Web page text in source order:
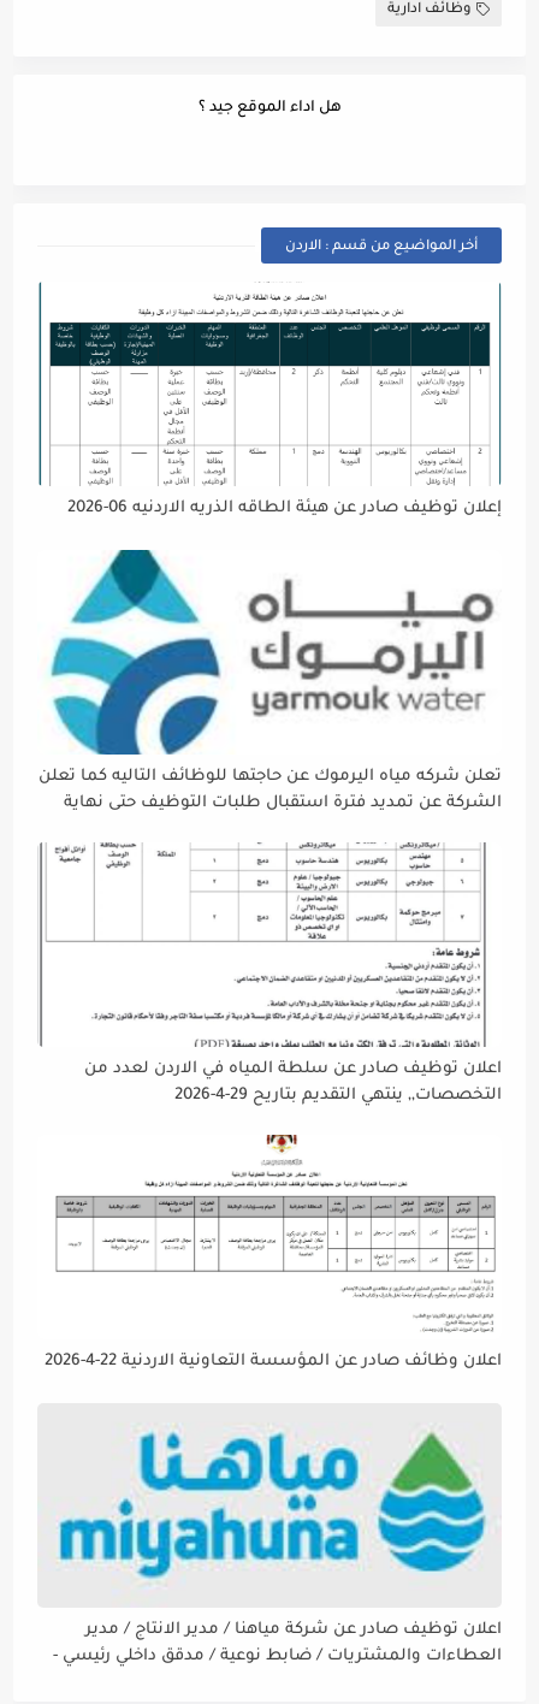
وظائف ادارية
هل اداء الموقع جيد ؟
أخر المواضيع من قسم : الاردن
إعلان توظيف صادر عن هيئة الطاقه الذريه الاردنيه 06-2026
تعلن شركه مياه اليرموك عن حاجتها للوظائف التاليه كما تعلن
الشركة عن تمديد فترة استقبال طلبات التوظيف حتى نهاية
إتاحة الفرصة الكافية أمام الجميع لاستكمال إجراءات التقديم.
اعلان توظيف صادر عن سلطة المياه في الاردن لعدد من
التخصصات,, ينتهي التقديم بتاريح 29-4-2026
اعلان وظائف صادر عن المؤسسة التعاونية الاردنية 22-4-2026
اعلان توظيف صادر عن شركة مياهنا / مدير الانتاج / مدير
العطاءات والمشتريات / ضابط نوعية / مدقق داخلي رئيسي -